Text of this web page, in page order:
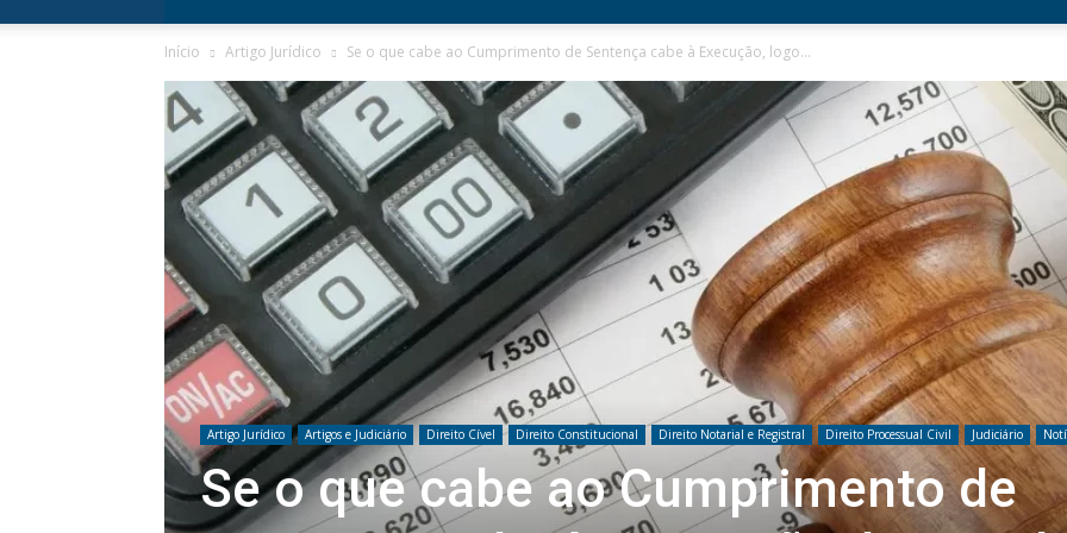
Início Artigo Jurídico Se o que cabe ao Cumprimento de Sentença cabe à Execução, logo...
Artigo Jurídico Artigos e Judiciário Direito Cível Direito Constitucional Direito Notarial e Registral Direito Processual Civil Judiciário
Se o que cabe ao Cumprimento de